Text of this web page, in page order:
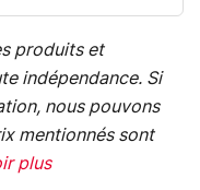
produits et
indépendance. Si
nous pouvons
mentionnés sont
plus